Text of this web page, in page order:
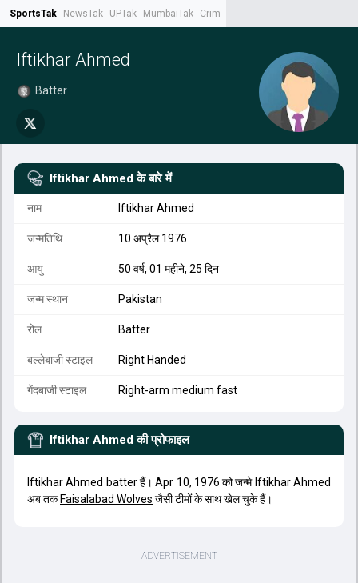
SportsTak NewsTak UPTak MumbaiTak CrimeTak
Iftikhar Ahmed
Batter
Iftikhar Ahmed के बारे में
नाम Iftikhar Ahmed
जन्मतिथि 10 अप्रैल 1976
आयु 50 वर्ष, 01 महीने, 25 दिन
जन्म स्थान Pakistan
रोल Batter
बल्लेबाजी स्टाइल Right Handed
गेंदबाजी स्टाइल Right-arm medium fast
Iftikhar Ahmed की प्रोफाइल
Iftikhar Ahmed batter हैं। Apr 10, 1976 को जन्मे Iftikhar Ahmed
अब तक Faisalabad Wolves जैसी टीमों के साथ खेल चुके हैं।